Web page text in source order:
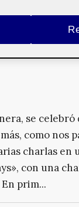
de historia de
se
como nos
charlas en
con una
prim...